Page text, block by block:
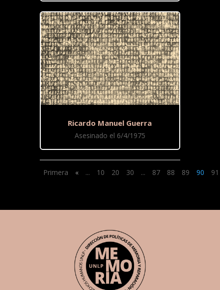
Ricardo Manuel Guerra
Asesinado el 6/4/1975
Primera « ... 10 20 30 ... 87 88 89 90 91